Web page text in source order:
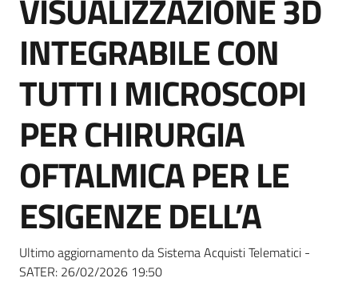
VISUALIZZAZIONE 3D
INTEGRABILE CON
TUTTI I MICROSCOPI
PER CHIRURGIA
OFTALMICA PER LE
ESIGENZE DELL’A
Ultimo aggiornamento da Sistema Acquisti Telematici -
SATER: 26/02/2026 19:50